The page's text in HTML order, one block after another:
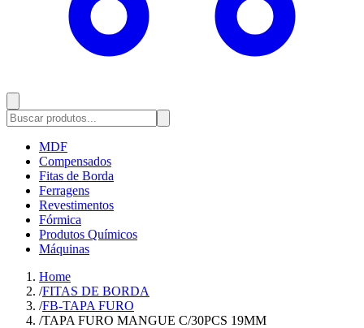
MDF
Compensados
Fitas de Borda
Ferragens
Revestimentos
Fórmica
Produtos Químicos
Máquinas
Home
/FITAS DE BORDA
/FB-TAPA FURO
/TAPA FURO MANGUE C/30PCS 19MM